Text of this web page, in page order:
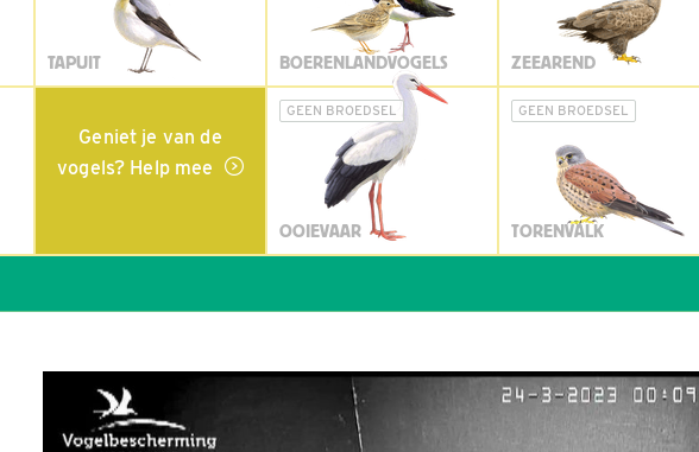
TAPUIT BOERENLANDVOGELS ZEEAREND
Geniet je van de
vogels? Help mee
GEEN BROEDSEL
OOIEVAAR
GEEN BROEDSEL
TORENVALK